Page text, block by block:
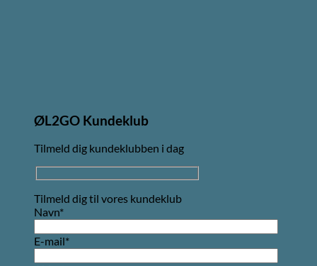
ØL2GO Kundeklub
Tilmeld dig kundeklubben i dag
Tilmeld dig til vores kundeklub
Navn*
E-mail*